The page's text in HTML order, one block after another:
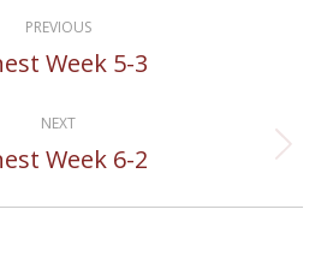
PREVIOUS
Previous
Week 5-3
NEXT
Next
Week 6-2